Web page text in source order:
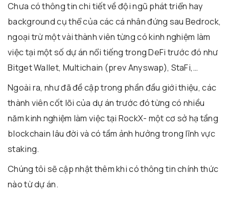
Chưa có thông tin chi tiết về đội ngũ phát triển hay
background cụ thể của các cá nhân đứng sau Bedrock,
ngoại trừ một vài thành viên từng có kinh nghiệm làm
việc tại một số dự án nổi tiếng trong DeFi trước đó như
Bitget Wallet, Multichain (prev Anyswap), StaFi,…
Ngoài ra, như đã đề cập trong phần đầu giới thiệu, các
thành viên cốt lõi của dự án trước đó từng có nhiều
năm kinh nghiệm làm việc tại RockX- một cơ sở hạ tầng
blockchain lâu đời và có tầm ảnh hưởng trong lĩnh vực
staking.
Chúng tôi sẽ cập nhật thêm khi có thông tin chính thức
nào từ dự án.